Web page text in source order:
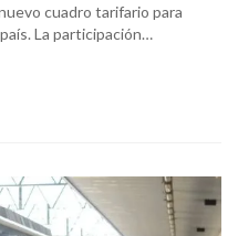
cuadro tarifario para
La participación…